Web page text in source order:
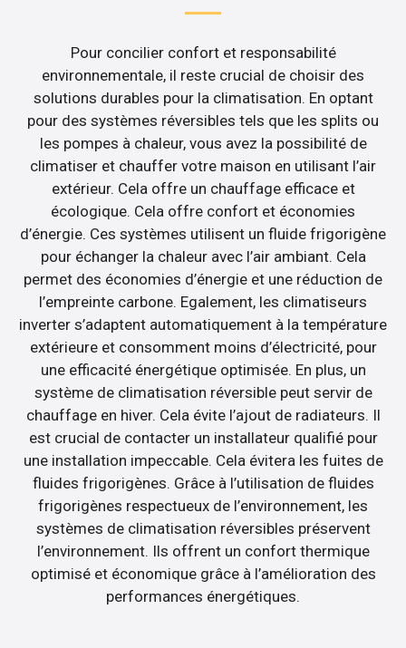
Pour concilier confort et responsabilité
environnementale, il reste crucial de choisir des
solutions durables pour la climatisation. En optant
pour des systèmes réversibles tels que les splits ou
les pompes à chaleur, vous avez la possibilité de
climatiser et chauffer votre maison en utilisant l’air
extérieur. Cela offre un chauffage efficace et
écologique. Cela offre confort et économies
d’énergie. Ces systèmes utilisent un fluide frigorigène
pour échanger la chaleur avec l’air ambiant. Cela
permet des économies d’énergie et une réduction de
l’empreinte carbone. Egalement, les climatiseurs
inverter s’adaptent automatiquement à la température
extérieure et consomment moins d’électricité, pour
une efficacité énergétique optimisée. En plus, un
système de climatisation réversible peut servir de
chauffage en hiver. Cela évite l’ajout de radiateurs. Il
est crucial de contacter un installateur qualifié pour
une installation impeccable. Cela évitera les fuites de
fluides frigorigènes. Grâce à l’utilisation de fluides
frigorigènes respectueux de l’environnement, les
systèmes de climatisation réversibles préservent
l’environnement. Ils offrent un confort thermique
optimisé et économique grâce à l’amélioration des
performances énergétiques.